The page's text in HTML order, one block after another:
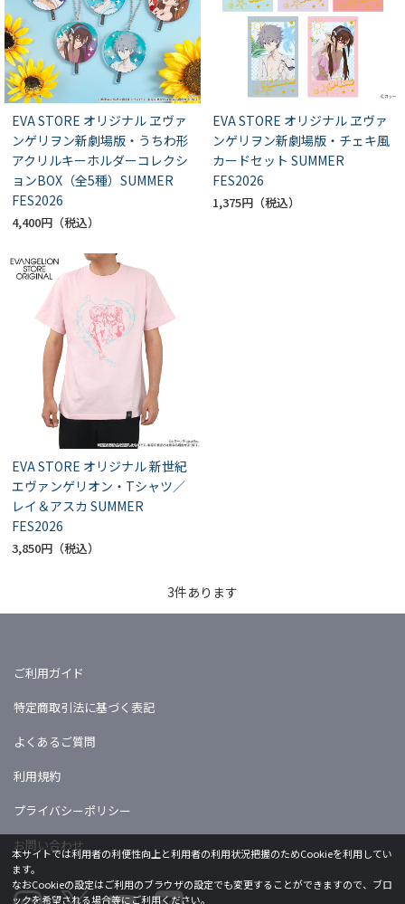
EVA STORE オリジナル ヱヴァ
ンゲリヲン新劇場版・うちわ形
アクリルキーホルダーコレクシ
ョンBOX（全5種）SUMMER
FES2026
4,400円
EVA STORE オリジナル ヱヴァ
ンゲリヲン新劇場版・チェキ風
カードセット SUMMER
FES2026
1,375円
EVA STORE オリジナル 新世紀
エヴァンゲリオン・Tシャツ／
レイ＆アスカ SUMMER
FES2026
3,850円
3件あります
ご利用ガイド
特定商取引法に基づく表記
よくあるご質問
利用規約
プライバシーポリシー
お問い合わせ
本サイトでは利用者の利便性向上と利用者の利用状況把握のためCookieを利用してい
ます。
なおCookieの設定はご利用のブラウザの設定でも変更することができますので、ブロ
ックを希望される場合等にご利用ください。